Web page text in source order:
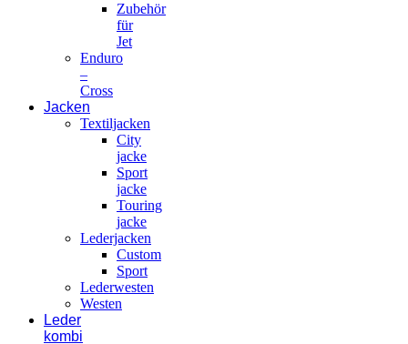
Zubehör
für
Jet
Enduro
–
Cross
Jacken
Textiljacken
City
jacke
Sport
jacke
Touring
jacke
Lederjacken
Custom
Sport
Lederwesten
Westen
Leder
kombi